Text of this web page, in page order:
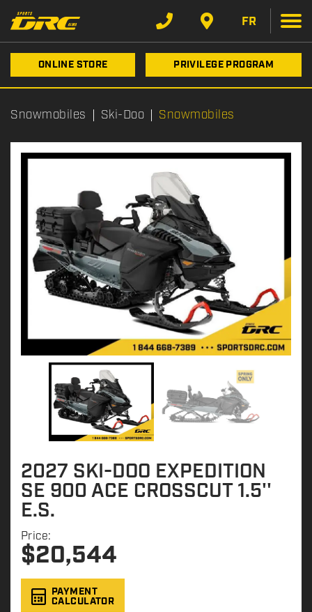
FR
ONLINE STORE PRIVILEGE PROGRAM
Snowmobiles Ski-Doo Snowmobiles
2027 SKI-DOO EXPEDITION
SE 900 ACE CROSSCUT 1.5''
E.S.
Price:
$20,544
PAYMENT
CALCULATOR